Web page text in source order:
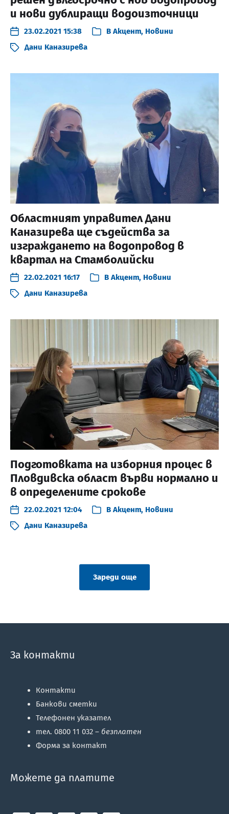
и нови дублиращи водоизточници
23.02.2021 15:38 В Акцент, Новини
Дани Каназирева
Областният управител Дани
Каназирева ще съдейства за
изграждането на водопровод в
квартал на Стамболийски
22.02.2021 16:17 В Акцент, Новини
Дани Каназирева
Подготовката на изборния процес в
Пловдивска област върви нормално и
в определените срокове
22.02.2021 12:04 В Акцент, Новини
Дани Каназирева
Зареди още
За контакти
Контакти
Банкови сметки
Телефонен указател
тел. 0800 11 032 – безплатен
Форма за контакт
Можете да платите